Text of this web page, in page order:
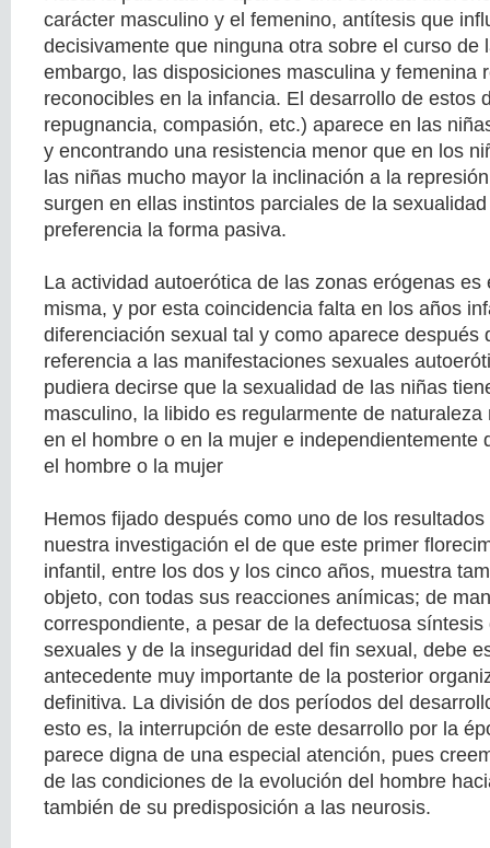
carácter masculino y el femenino, antítesis que
decisivamente que ninguna otra sobre el curso de
embargo, las disposiciones masculina y femenina
reconocibles en la infancia. El desarrollo de estos
repugnancia, compasión, etc.) aparece en las
y encontrando una resistencia menor que en los
las niñas mucho mayor la inclinación a la
surgen en ellas instintos parciales de la
preferencia la forma pasiva.
La actividad autoerótica de las zonas erógenas es
misma, y por esta coincidencia falta en los años
diferenciación sexual tal y como aparece después
referencia a las manifestaciones sexuales
pudiera decirse que la sexualidad de las niñas
masculino, la libido es regularmente de
en el hombre o en la mujer e independientemente
el hombre o la mujer
Hemos fijado después como uno de los
nuestra investigación el de que este primer
infantil, entre los dos y los cinco años, muestra
objeto, con todas sus reacciones anímicas; de
correspondiente, a pesar de la defectuosa
sexuales y de la inseguridad del fin sexual, debe
antecedente muy importante de la posterior
definitiva. La división de dos períodos del
esto es, la interrupción de este desarrollo por la
parece digna de una especial atención, pues
de las condiciones de la evolución del hombre
también de su predisposición a las neurosis.